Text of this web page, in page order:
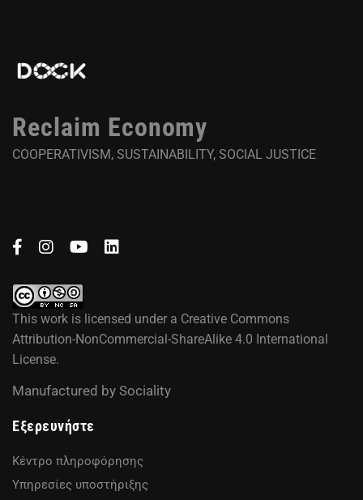
Reclaim Economy
COOPERATIVISM, SUSTAINABILITY, SOCIAL JUSTICE
This work is licensed under a Creative Commons
Attribution-NonCommercial-ShareAlike 4.0 International
License.
Manufactured by Sociality
Εξερευνήστε
Κέντρο πληροφόρησης
Υπηρεσίες υποστήριξης